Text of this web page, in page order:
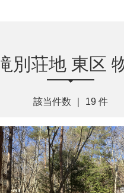
別荘地 東区
該当件数 ｜ 19 件